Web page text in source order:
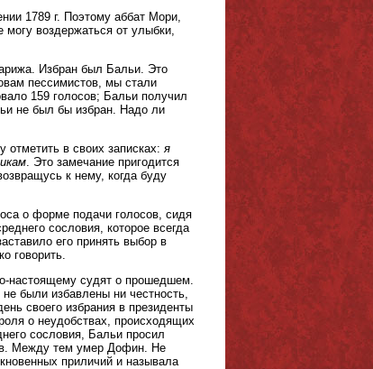
1789 г. Поэтому аббат Мори,
воздержаться от улыбки,
Избран был Бальи. Это
пессимистов, мы стали
159 голосов; Бальи получил
не был бы избран. Надо ли
в своих записках: я
. Это замечание пригодится
к нему, когда буду
о форме подачи голосов, сидя
сословия, которое всегда
его принять выбор в
говорить.
настоящему судят о прошедшем.
были избавлены ни честность,
своего избрания в президенты
о неудобствах, происходящих
сословия, Бальи просил
Между тем умер Дофин. Не
приличий и называла